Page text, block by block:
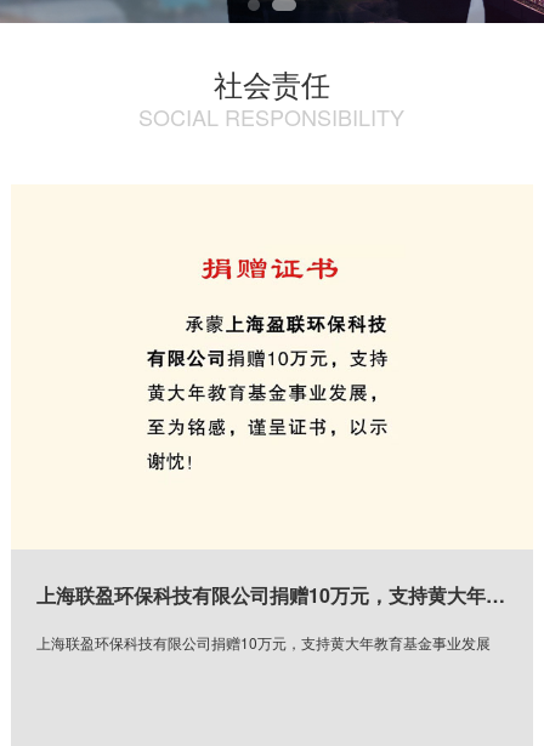
社会责任
SOCIAL RESPONSIBILITY
上海联盈环保科技有限公司捐赠10万元，支持黄大年教育基金事业发展
上海联盈环保科技有限公司捐赠10万元，支持黄大年教育基金事业发展